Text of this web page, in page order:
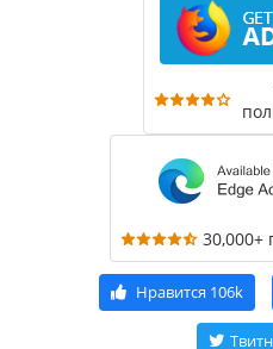
30,000+
Нравится 106k